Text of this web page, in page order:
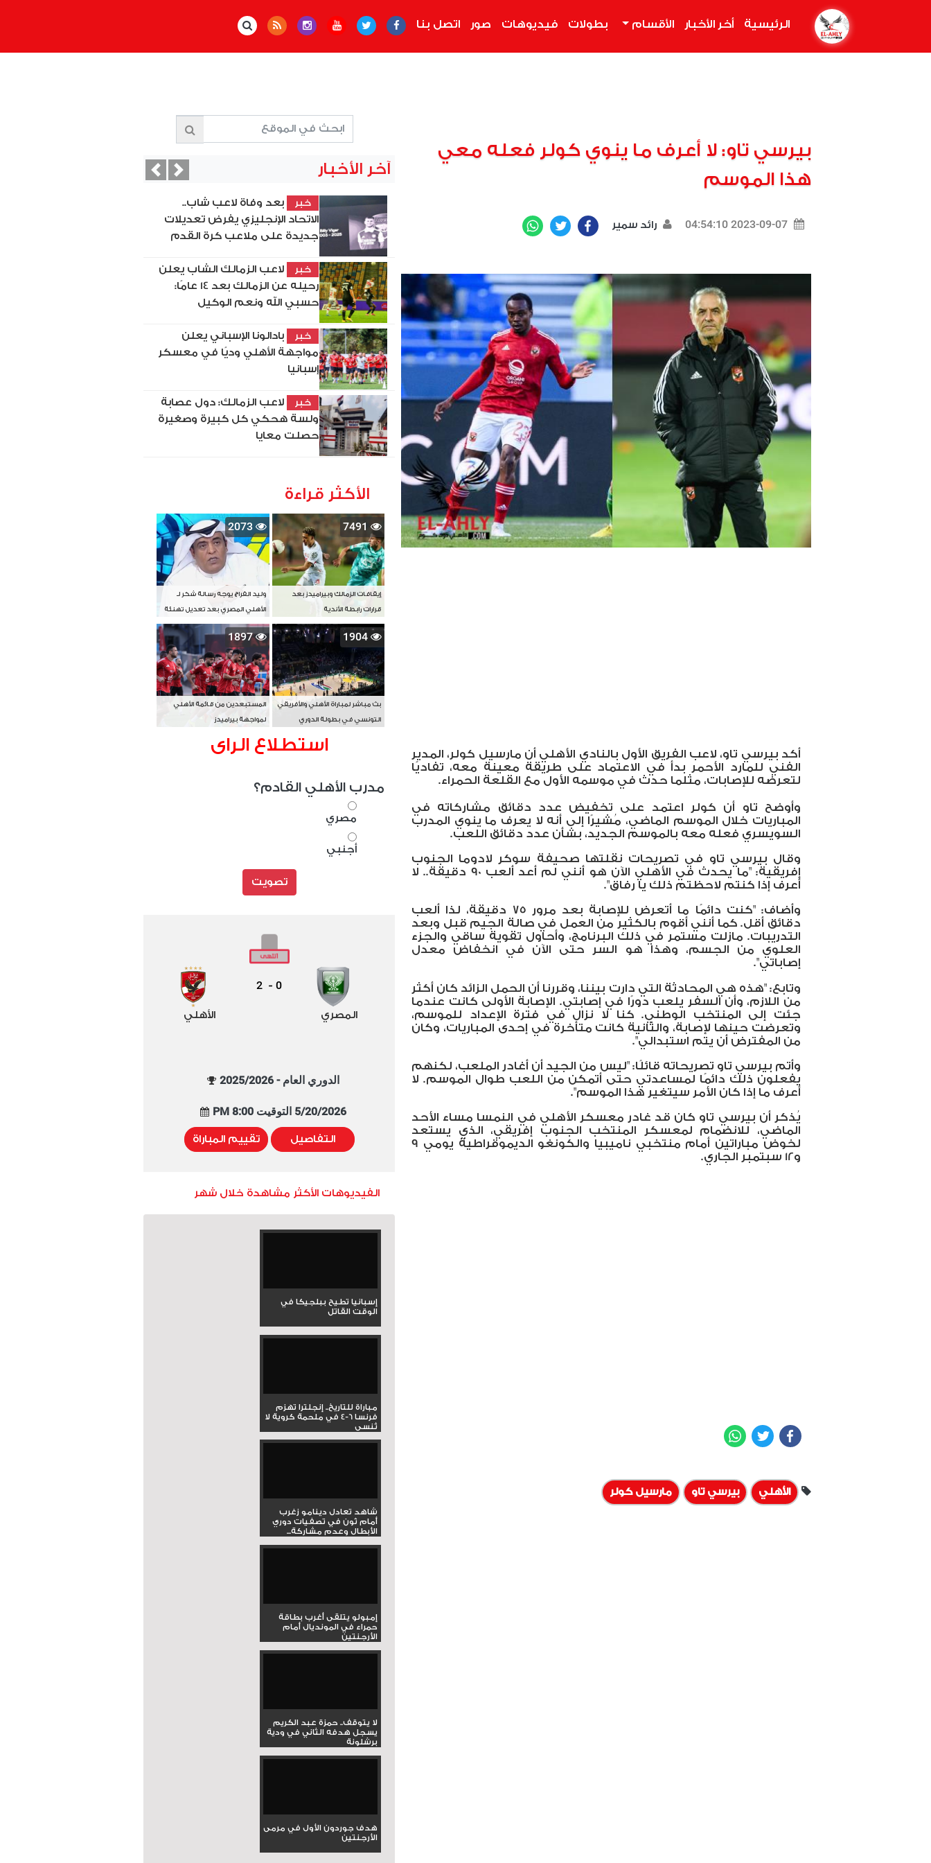
الرئيسية أخر الأخبار الأقسام بطولات فيديوهات صور اتصل بنا
بيرسي تاو: لا أعرف ما ينوي كولر فعله معي
هذا الموسم
2023-09-07 04:54:10 رائد سمير Facebook
Twitter
أكد بيرسي تاو، لاعب الفريق الأول بالنادي الأهلي أن مارسيل كولر، المدير
الفني للمارد الأحمر بدأ في الاعتماد على طريقة معينة معه، تفاديًا
لتعرضه للإصابات، مثلما حدث في موسمه الأول مع القلعة الحمراء.
وأوضح تاو أن كولر اعتمد على تخفيض عدد دقائق مشاركاته في
المباريات خلال الموسم الماضي، مُشيرًا إلى أنه لا يعرف ما ينوي المدرب
السويسري فعله معه بالموسم الجديد، بشأن عدد دقائق اللعب.
وقال بيرسي تاو في تصريحات نقلتها صحيفة سوكر لادوما الجنوب
إفريقية: "ما يحدث في الأهلي الآن هو أنني لم أعد ألعب 90 دقيقة.. لا
أعرف إذا كنتم لاحظتم ذلك يا رفاق".
وأضاف: "كنت دائمًا ما أتعرض للإصابة بعد مرور 75 دقيقة، لذا ألعب
دقائق أقل. كما أنني أقوم بالكثير من العمل في صالة الجيم قبل وبعد
التدريبات. مازلت مستمر في ذلك البرنامج، وأحاول تقوية ساقي والجزء
العلوي من الجسم، وهذا هو السر حتى الآن في انخفاض معدل
إصاباتي".
وتابع: "هذه هي المحادثة التي دارت بيننا، وقررنا أن الحمل الزائد كان أكثر
من اللازم، وأن السفر يلعب دورًا في إصابتي. الإصابة الأولى كانت عندما
جئت إلى المنتخب الوطني. كنا لا نزال في فترة الإعداد للموسم،
وتعرضت حينها لإصابة، والثانية كانت متأخرة في إحدى المباريات، وكان
من المفترض أن يتم استبدالي".
وأتم بيرسي تاو تصريحاته قائلًا: "ليس من الجيد أن أغادر الملعب، لكنهم
يفعلون ذلك دائمًا لمساعدتي حتى أتمكن من اللعب طوال الموسم. لا
أعرف ما إذا كان الأمر سيتغير هذا الموسم".
يُذكر أن بيرسي تاو كان قد غادر معسكر الأهلي في النمسا مساء الأحد
الماضي، للانضمام لمعسكر المنتخب الجنوب إفريقي، الذي يستعد
لخوض مباراتين أمام منتخبي ناميبيا والكونغو الديموقراطية يومي 9
و12 سبتمبر الجاري.
Facebook
Twitter
الأهلي بيرسي تاو مارسيل كولر
آخر الأخبار
خبر
بعد وفاة لاعب شاب..
الاتحاد الإنجليزي يفرض تعديلات
جديدة على ملاعب كرة القدم
خبر
لاعب الزمالك الشاب يعلن
رحيله عن الزمالك بعد 14 عامًا:
حسبي الله ونعم الوكيل
خبر
بادالونا الإسباني يعلن
مواجهة الأهلي وديًا في معسكر
إسبانيا
خبر
لاعب الزمالك: دول عصابة
ولسة هحكي كل كبيرة وصغيرة
حصلت معايا
PreviousNext
الأكثر قراءة
7491
إيقافات الزمالك وبيراميدز بعد
قرارات رابطة الأندية
2073
وليد الفراج يوجه رسالة شكر لـ
الأهلي المصري بعد تعديل تهنئة
بطل آسيا
1904
بث مباشر لمباراة الأهلي والأفريقي
التونسي في بطولة الدوري
1897
المستبعدين من قائمة الأهلي
لمواجهة بيراميدز
استطلاع الراى
مدرب الأهلي القادم؟
مصري
أجنبي
تصويت
المصري
0
-
2
الأهلي
الدوري العام - 2025/2026
5/20/2026 التوقيت 8:00 PM
التفاصيل تقييم المباراة
الفيديوهات الأكثر مشاهدة خلال شهر
إسبانيا تطيح ببلجيكا في
الوقت القاتل
مباراة للتاريخ.. إنجلترا تهزم
فرنسا 6-4 في ملحمة كروية لا
تُنسى
شاهد تعادل دينامو زغرب
أمام ثون في تصفيات دوري
الأبطال وعدم مشاركة...
إمبولو يتلقى أغرب بطاقة
حمراء في المونديال أمام
الأرجنتين
لا يتوقف.. حمزة عبد الكريم
يسجل هدفه الثاني في ودية
برشلونة
هدف جوردون الأول في مرمى
الأرجنتين